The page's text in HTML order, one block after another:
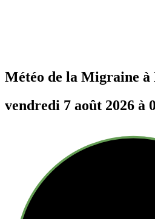
Météo de la Migraine à
vendredi 7 août 2026 à